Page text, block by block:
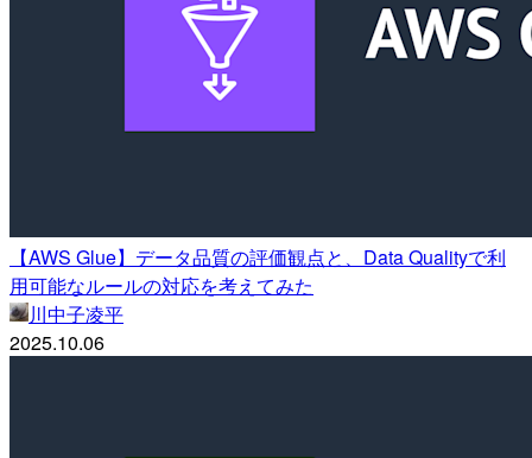
【AWS Glue】データ品質の評価観点と、Data Qualityで利
用可能なルールの対応を考えてみた
川中子凌平
2025.10.06